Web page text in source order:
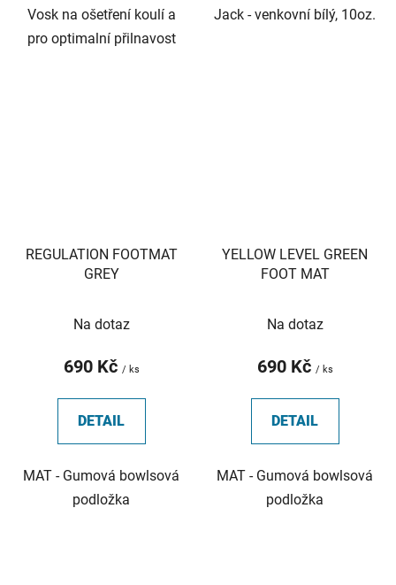
Vosk na ošetření koulí a
pro optimalní přilnavost
Jack - venkovní bílý, 10oz.
REGULATION FOOTMAT
GREY
Na dotaz
690 Kč / ks
DETAIL
MAT - Gumová bowlsová
podložka
YELLOW LEVEL GREEN
FOOT MAT
Na dotaz
690 Kč / ks
DETAIL
MAT - Gumová bowlsová
podložka